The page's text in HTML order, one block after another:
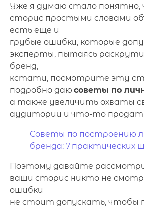
Уже я думаю стало понятно,
сторис простыми словами
есть еще и
грубые ошибки, которые
эксперты, пытаясь
бренд,
кстати, посмотрите эту
подробно даю советы по
а также увеличить охваты
аудитории и что-то
Советы по построению
бренда: 7 практических
Поэтому давайте
ваши сторис никто не
ошибки
не стоит допускать, чтобы